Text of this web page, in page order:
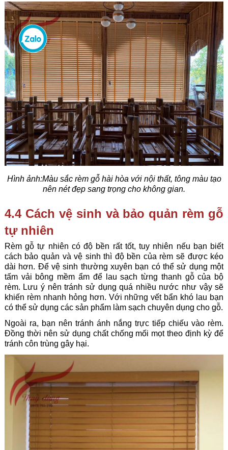
Hình ảnh:Màu sắc rèm gỗ hài hòa với nội thất, tông màu tạo
nên nét đẹp sang trọng cho không gian.
4.4 Cách vệ sinh và bảo quản rèm gỗ
tự nhiên
Rèm gỗ tự nhiên có độ bền rất tốt, tuy nhiên nếu bạn biết
cách bảo quản và vệ sinh thì độ bền của rèm sẽ được kéo
dài hơn. Để vệ sinh thường xuyên bạn có thể sử dụng một
tấm vải bông mềm ẩm để lau sạch từng thanh gỗ của bộ
rèm. Lưu ý nên tránh sử dụng quá nhiều nước như vậy sẽ
khiến rèm nhanh hỏng hơn. Với những vết bẩn khó lau bạn
có thể sử dụng các sản phẩm làm sạch chuyên dụng cho gỗ.
Ngoài ra, bạn nên tránh ánh nắng trực tiếp chiếu vào rèm.
Đồng thời nên sử dụng chất chống mối mọt theo định kỳ để
tránh côn trùng gây hại.